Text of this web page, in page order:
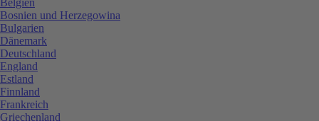
Bosnien und Herzegowina
Bulgarien
Dänemark
Deutschland
England
Estland
Finnland
Frankreich
Griechenland